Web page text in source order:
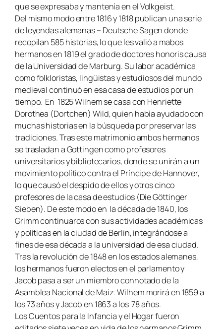
que se expresaba y mantenía en elVolkgeist.
Del mismo modo entre 1816 y 1818 publican una serie
de leyendas alemanas – Deutsche Sagendonde
recopilan 585 historias, lo que les valió a mabos
hermanos en 1819 el grado de doctores honoris causa
de la Universidad de Marburg. Su labor académica
como folkloristas, lingüistas y estudiosos del mundo
medieval continuó en esa casa de estudios por un
tiempo. En 1825 Wilhem se casa con Henriette
Dorothea (Dortchen) Wild, quien había ayudado con
muchas historias en la búsqueda por preservar las
tradiciones. Tras este matrimonio ambos hermanos
se trasladan a Gottingen como profesores
universitarios y bibliotecarios, donde se unirán a un
movimiento político contra el Príncipe de Hannover,
lo que causó el despido de ellos y otros cinco
profesores de la casa de estudios (Die Göttinger
Sieben). De este modo en la década de 1840, los
Grimm continuaros con sus actividades académicas
y políticas en la ciudad de Berlin, integrándose a
fines de esa década a la universidad de esa ciudad.
Tras la revolución de 1848 en los estados alemanes,
los hermanos fueron electos en el parlamento y
Jacob pasa a ser un miembro connotado de la
Asamblea Nacional de Maiz. Wilhem morirá en 1859 a
los 73 años y Jacob en 1863 a los 78 años.
Los Cuentos para la Infancia y el Hogar fueron